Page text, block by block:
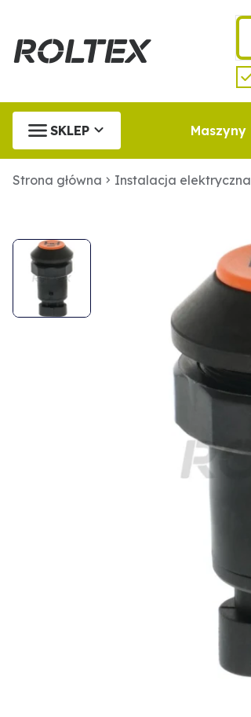
SKLEP Maszyny
Strona główna Instalacja elektryczna